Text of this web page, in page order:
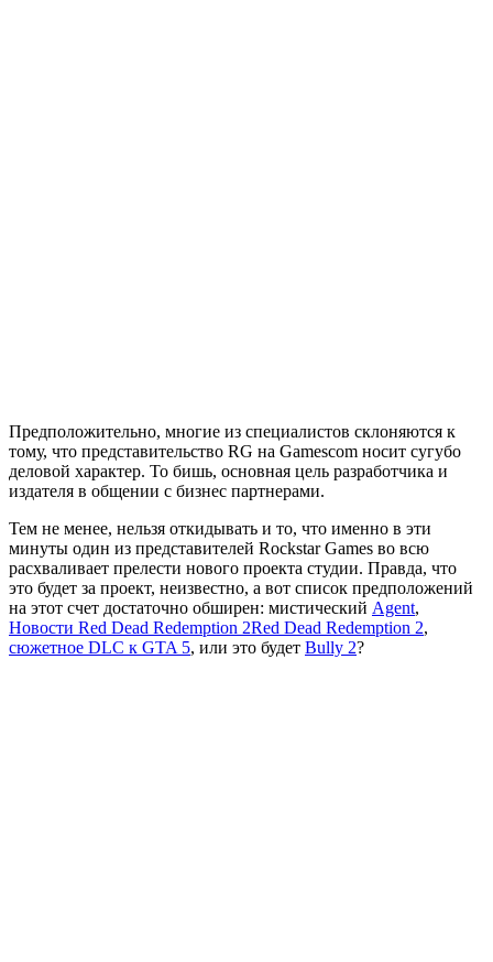
Предположительно, многие из специалистов склоняются к
тому, что представительство RG на Gamescom носит сугубо
деловой характер. То бишь, основная цель разработчика и
издателя в общении с бизнес партнерами.
Тем не менее, нельзя откидывать и то, что именно в эти
минуты один из представителей Rockstar Games во всю
расхваливает прелести нового проекта студии. Правда, что
это будет за проект, неизвестно, а вот список предположений
на этот счет достаточно обширен: мистический Agent,
Новости Red Dead Redemption 2Red Dead Redemption 2,
сюжетное DLC к GTA 5, или это будет Bully 2?